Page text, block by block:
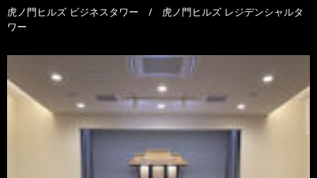
虎ノ門ヒルズ ビジネスタワー / 虎ノ門ヒルズ レジデンシャルタ
ワー